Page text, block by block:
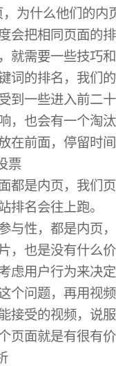
为什么他们的内
会把相同页面的
就需要一些技巧
的排名，我们的
到一些进入前二
，也会有一个淘
在前面，停留时
票
是内页，我们页
排名会往上跑。
性，都是内页，
，也是没有什么
用户行为来决定
个问题，再用视
接受的视频，说
页面就是有很有